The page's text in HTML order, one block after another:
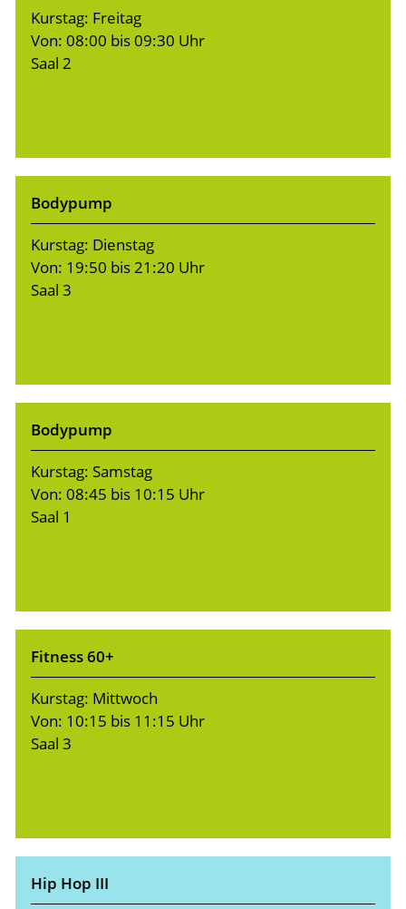
Kurstag: Freitag
Von: 08:00 bis 09:30 Uhr
Saal 2
Bodypump
Kurstag: Dienstag
Von: 19:50 bis 21:20 Uhr
Saal 3
Bodypump
Kurstag: Samstag
Von: 08:45 bis 10:15 Uhr
Saal 1
Fitness 60+
Kurstag: Mittwoch
Von: 10:15 bis 11:15 Uhr
Saal 3
Hip Hop III